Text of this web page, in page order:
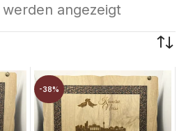
angezeigt
-38%